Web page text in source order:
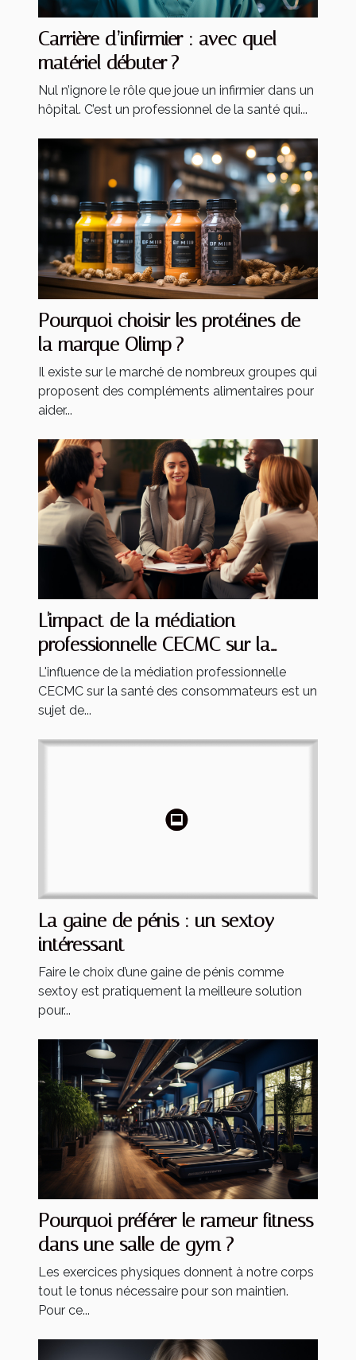
Carrière d’infirmier : avec quel
matériel débuter ?
Nul n’ignore le rôle que joue un infirmier dans un
hôpital. C’est un professionnel de la santé qui...
Pourquoi choisir les protéines de
la marque Olimp ?
Il existe sur le marché de nombreux groupes qui
proposent des compléments alimentaires pour
aider...
L'impact de la médiation
professionnelle CECMC sur la
santé des consommateurs
L'influence de la médiation professionnelle
CECMC sur la santé des consommateurs est un
sujet de...
La gaine de pénis : un sextoy
intéressant
Faire le choix d’une gaine de pénis comme
sextoy est pratiquement la meilleure solution
pour...
Pourquoi préférer le rameur fitness
dans une salle de gym ?
Les exercices physiques donnent à notre corps
tout le tonus nécessaire pour son maintien.
Pour ce...